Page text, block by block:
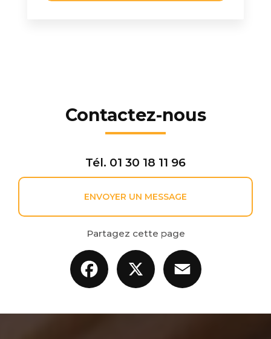
Contactez-nous
Tél. 01 30 18 11 96
ENVOYER UN MESSAGE
Partagez cette page
Facebook